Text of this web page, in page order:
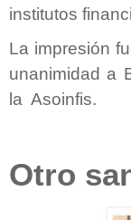
institutos
La impresión
unanimidad a
la Asoinfis.
Otro